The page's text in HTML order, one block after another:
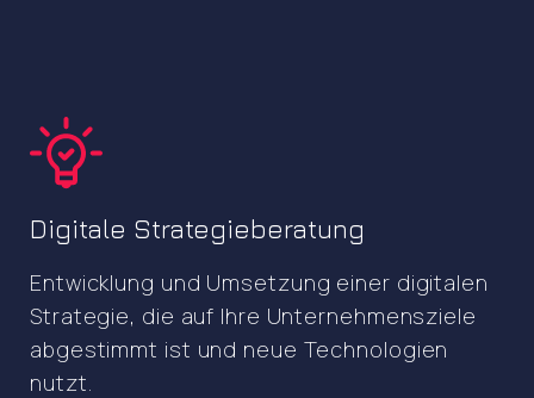
Digitale Strategieberatung
Entwicklung und Umsetzung einer digitalen
Strategie, die auf Ihre Unternehmensziele
abgestimmt ist und neue Technologien
nutzt.